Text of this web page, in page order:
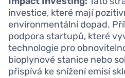
investice, které mají
environmentální dopad.
podpora startupů, které
technologie pro
bioplynové stanice nebo
přispívá ke snížení emisí